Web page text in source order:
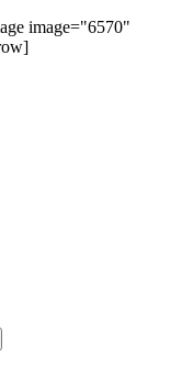
image="6570"